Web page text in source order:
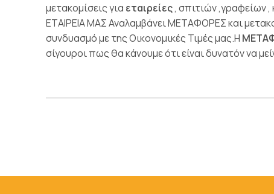
μετακομίσεις για εταιρείες, σπιτιών ,γραφείων
ΕΤΑΙΡΕΙΑ ΜΑΣ Αναλαμβάνει ΜΕΤΑΦΟΡΕΣ και
συνδυασμό με της Οικονομικές Τιμές μας.Η
σίγουροι πως θα κάνουμε ότι είναι δυνατόν να